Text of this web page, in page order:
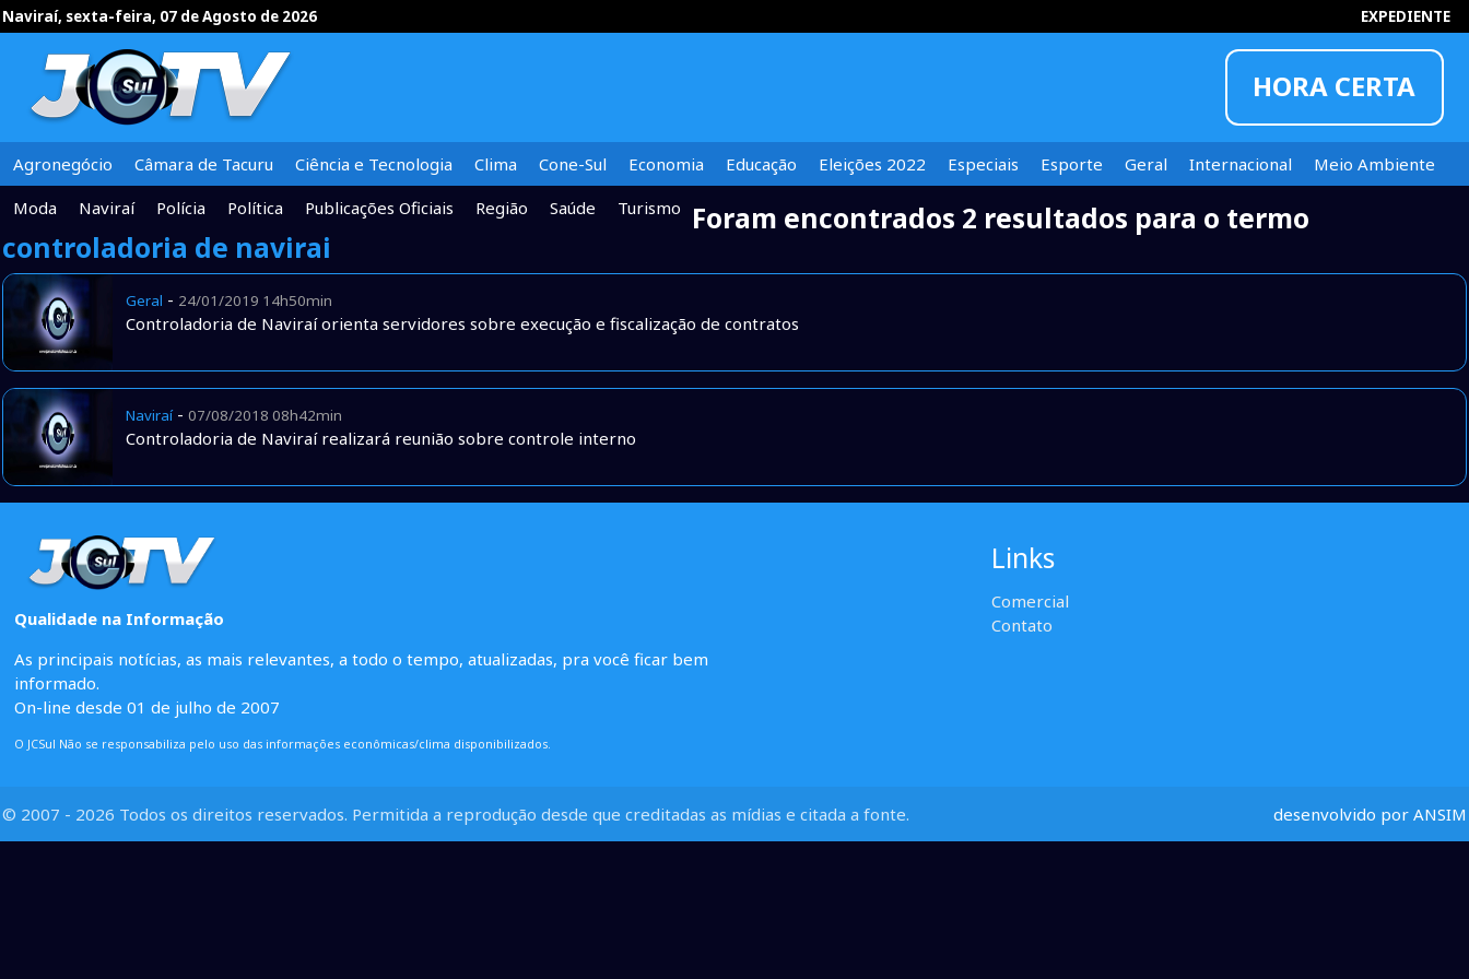
Naviraí, sexta-feira, 07 de Agosto de 2026 EXPEDIENTE
HORA CERTA
INFORMOU
Agronegócio Câmara de Tacuru Ciência e Tecnologia Clima Cone-Sul Economia Educação Eleições 2022 Especiais Esporte Geral Internacional
Meio Ambiente
Moda
Naviraí Polícia Política Publicações Oficiais Região Saúde Turismo
Foram encontrados 2 resultados para o termo
controladoria de navirai
Geral - 24/01/2019 14h50min
Controladoria de Naviraí orienta servidores sobre execução e fiscalização de contratos
Naviraí- 07/08/2018 08h42min
Controladoria de Naviraí realizará reunião sobre controle interno
Qualidade na Informação
As principais notícias, as mais relevantes, a todo o tempo, atualizadas, pra você ficar bem
informado.
On-line desde 01 de julho de 2007
O JCSul Não se responsabiliza pelo uso das informações econômicas/clima disponibilizados.
Links
Comercial
Contato
© 2007 - 2026 Todos os direitos reservados. Permitida a reprodução desde que creditadas as mídias e citada a fonte. desenvolvido por ANSIM